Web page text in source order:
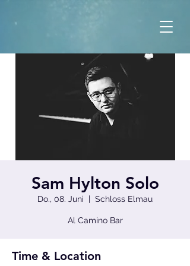
Sam Hylton Solo
Do., 08. Juni
  |
Schloss Elmau
Al Camino Bar
Time & Location